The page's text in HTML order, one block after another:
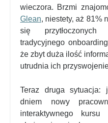
wieczora. Brzmi
Glean, niestety, aż 81%
się przytłoczonych
tradycyjnego
że zbyt duża ilość
utrudnia ich
Teraz druga sytuacja:
dniem nowy
interaktywnego